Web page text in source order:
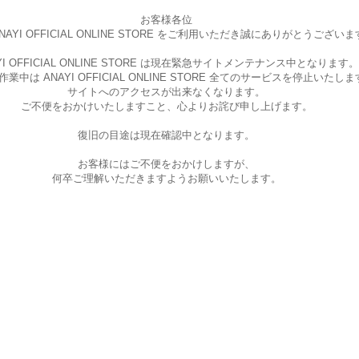
お客様各位
OFFICIAL ONLINE STORE をご利用いただき誠にありがとうございま
OFFICIAL ONLINE STORE は現在緊急サイトメンテナンス中となります。
業中は ANAYI OFFICIAL ONLINE STORE 全てのサービスを停止いたしま
サイトへのアクセスが出来なくなります。
ご不便をおかけいたしますこと、 心よりお詫び申し上げます。
復旧の目途は現在確認中となります。
お客様にはご不便をおかけしますが、
何卒ご理解いただきますようお願いいたします。